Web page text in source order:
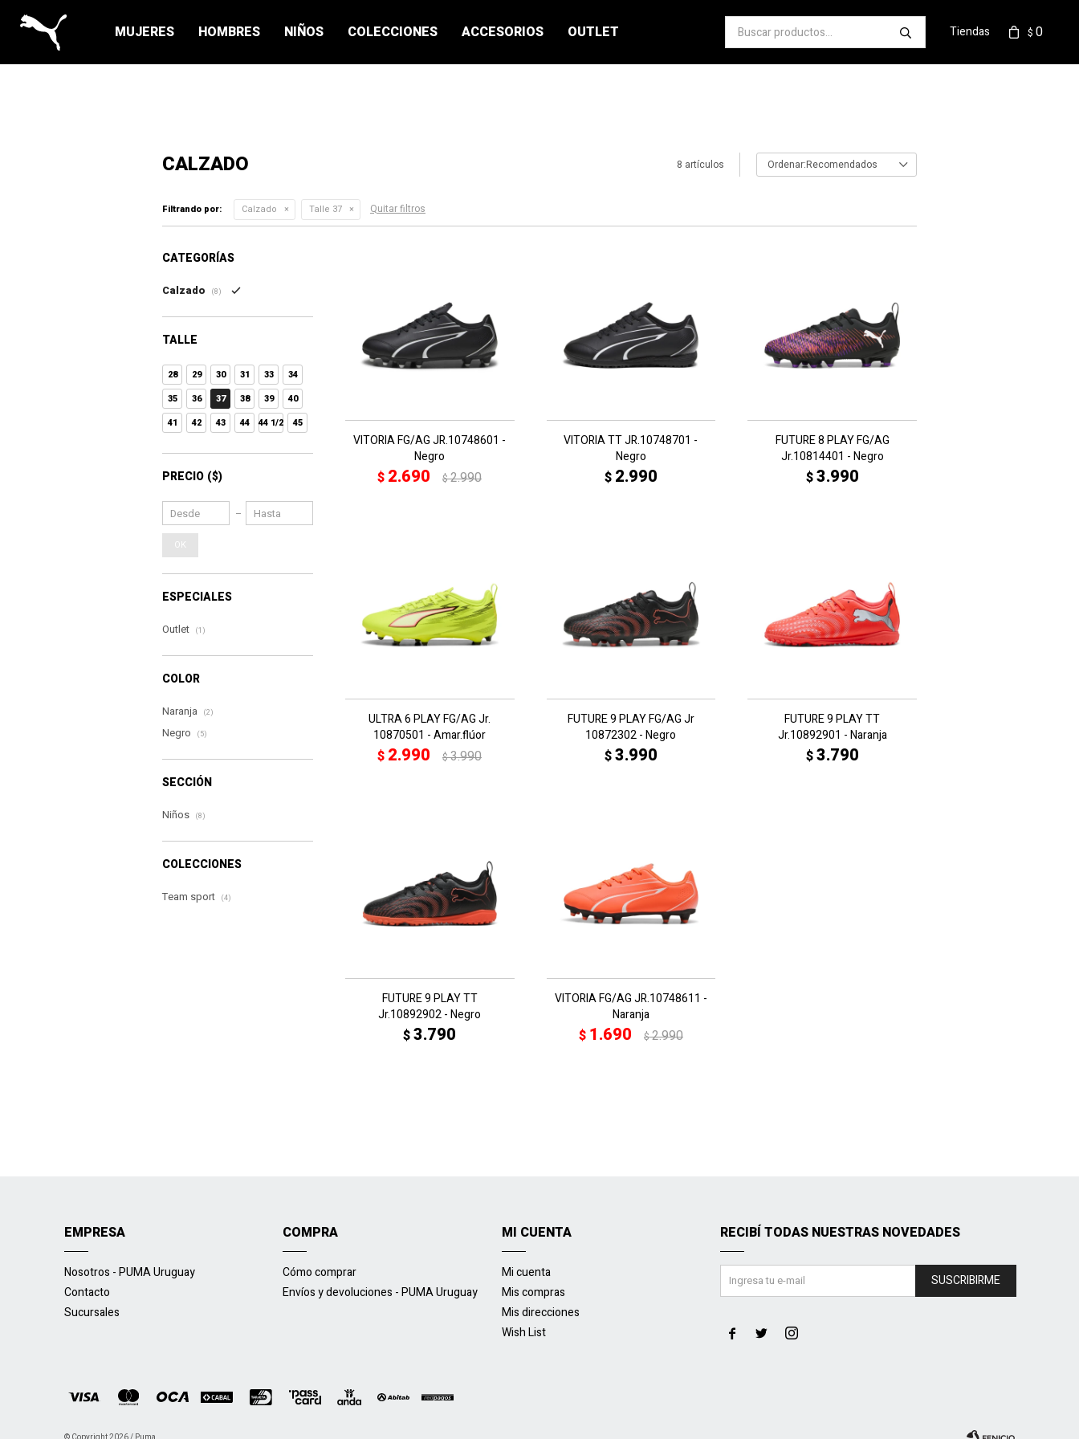
MUJERES HOMBRES NIÑOS COLECCIONES ACCESORIOS OUTLET $ 0
Tiendas
CALZADO 8 artículos Recomendados
Filtrando por: Calzado Talle 37 Quitar filtros
VITORIA FG/AG JR.10748601 -
Negro
$ 2.690 $2.990
VITORIA TT JR.10748701 -
Negro
$ 2.990
FUTURE 8 PLAY FG/AG
Jr.10814401 - Negro
$3.990
ULTRA 6 PLAY FG/AG Jr.
10870501 - Amar.flúor
$ 2.990 $3.990
FUTURE 9 PLAY FG/AG Jr
10872302 - Negro
$3.990
FUTURE 9 PLAY TT
Jr.10892901 - Naranja
$3.790
FUTURE 9 PLAY TT
Jr.10892902 - Negro
$3.790
VITORIA FG/AG JR.10748611 -
Naranja
$ 1.690 $2.990
CATEGORÍAS
Calzado (8)
TALLE
28 29 30 31 33
34
35
36 37 38 39
40
41
42 43 44 44 1/2 45
PRECIO ($)
OK
ESPECIALES
Outlet (1)
COLOR
Naranja (2)
Negro (5)
SECCIÓN
Niños (8)
COLECCIONES
Team sport (4)
EMPRESA
Nosotros - PUMA Uruguay
Contacto
Sucursales
COMPRA
Cómo comprar
Envíos y devoluciones - PUMA Uruguay
MI CUENTA
Mi cuenta
Mis compras
Mis direcciones
Wish List
RECIBÍ TODAS NUESTRAS NOVEDADES
SUSCRIBIRME
  